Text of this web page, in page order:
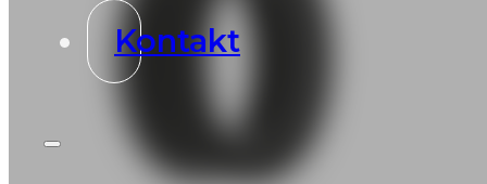
Kontakt